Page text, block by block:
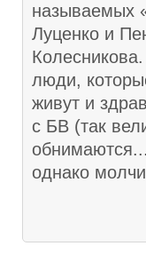
называемых
Луценко и
люди,
живут и
с БВ (так
однако